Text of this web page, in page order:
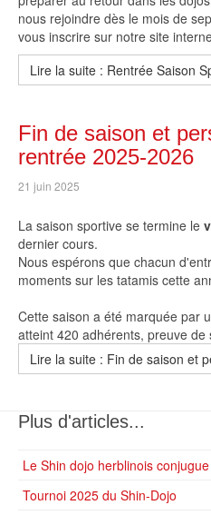
nous rejoindre dès le mois de
vous inscrire sur notre site
Lire la suite : Rentrée Saison
Fin de saison et
rentrée 2025-2026
21 juin 2025
La saison sportive se termine le
dernier cours.
Nous espérons que chacun
moments sur les tatamis cette
Cette saison a été marquée par
atteint 420 adhérents, preuve
Lire la suite : Fin de saison et
Plus d'articles...
Le Shin dojo herblinois
Tournoi 2025 du Shin-Dojo